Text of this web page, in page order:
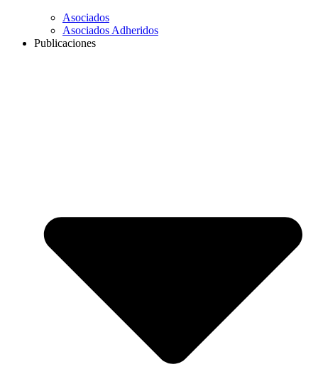
Asociados
Asociados Adheridos
Publicaciones